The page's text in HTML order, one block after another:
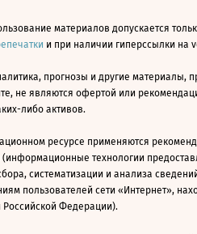
материалов допускается
и при наличии гиперссылки на
прогнозы и другие материалы,
не являются офертой или
либо активов.
ресурсе применяются
(информационные технологии
систематизации и анализа
пользователей сети «Интернет»,
Российской Федерации).